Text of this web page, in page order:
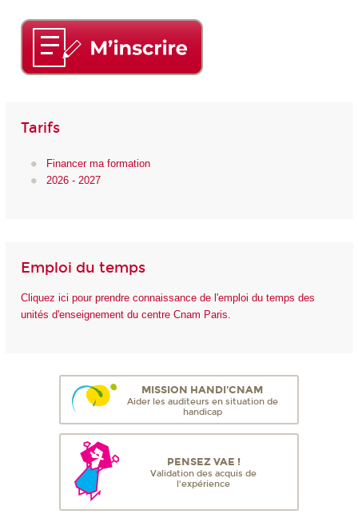
Tarifs
Financer ma formation
2026 - 2027
Emploi du temps
Cliquez ici pour prendre connaissance de l'emploi du temps des
unités d'enseignement du centre Cnam Paris.
MISSION HANDI'CNAM
Aider les auditeurs en situation de
handicap
PENSEZ VAE !
Validation des acquis de
l'expérience